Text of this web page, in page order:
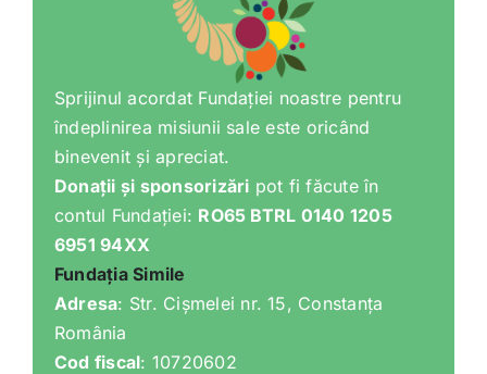
Sprijinul acordat Fundației noastre pentru
îndeplinirea misiunii sale este oricând
binevenit și apreciat.
Donații și sponsorizări pot fi făcute în
contul Fundației: RO65 BTRL 0140 1205
6951 94XX
Fundația Simile
Adresa: Str. Cișmelei nr. 15, Constanța
România
Cod fiscal: 10720602